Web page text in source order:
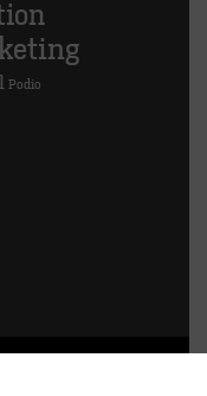
Podio